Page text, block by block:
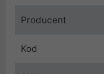
Producent
Kod